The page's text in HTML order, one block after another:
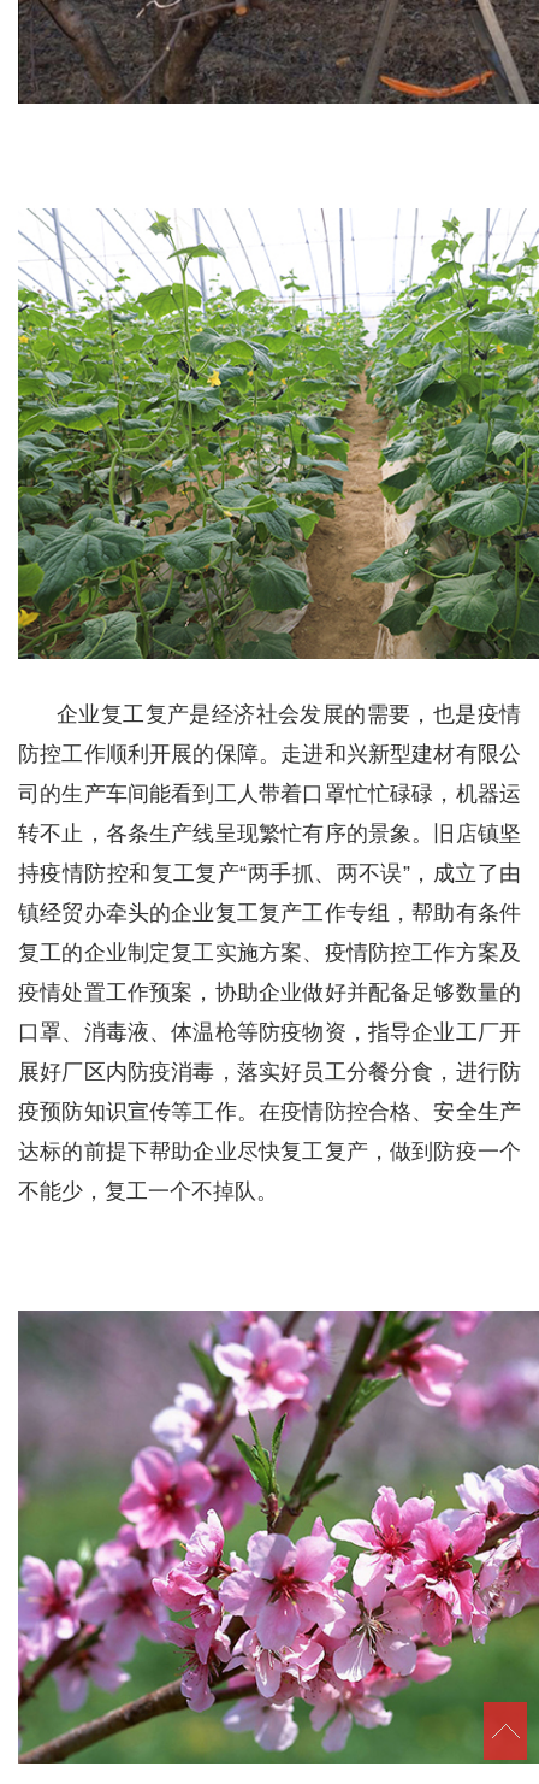
企业复工复产是经济社会发展的需要，也是疫情
防控工作顺利开展的保障。走进和兴新型建材有限公
司的生产车间能看到工人带着口罩忙忙碌碌，机器运
转不止，各条生产线呈现繁忙有序的景象。旧店镇坚
持疫情防控和复工复产“两手抓、两不误”，成立了由
镇经贸办牵头的企业复工复产工作专组，帮助有条件
复工的企业制定复工实施方案、疫情防控工作方案及
疫情处置工作预案，协助企业做好并配备足够数量的
口罩、消毒液、体温枪等防疫物资，指导企业工厂开
展好厂区内防疫消毒，落实好员工分餐分食，进行防
疫预防知识宣传等工作。在疫情防控合格、安全生产
达标的前提下帮助企业尽快复工复产，做到防疫一个
不能少，复工一个不掉队。